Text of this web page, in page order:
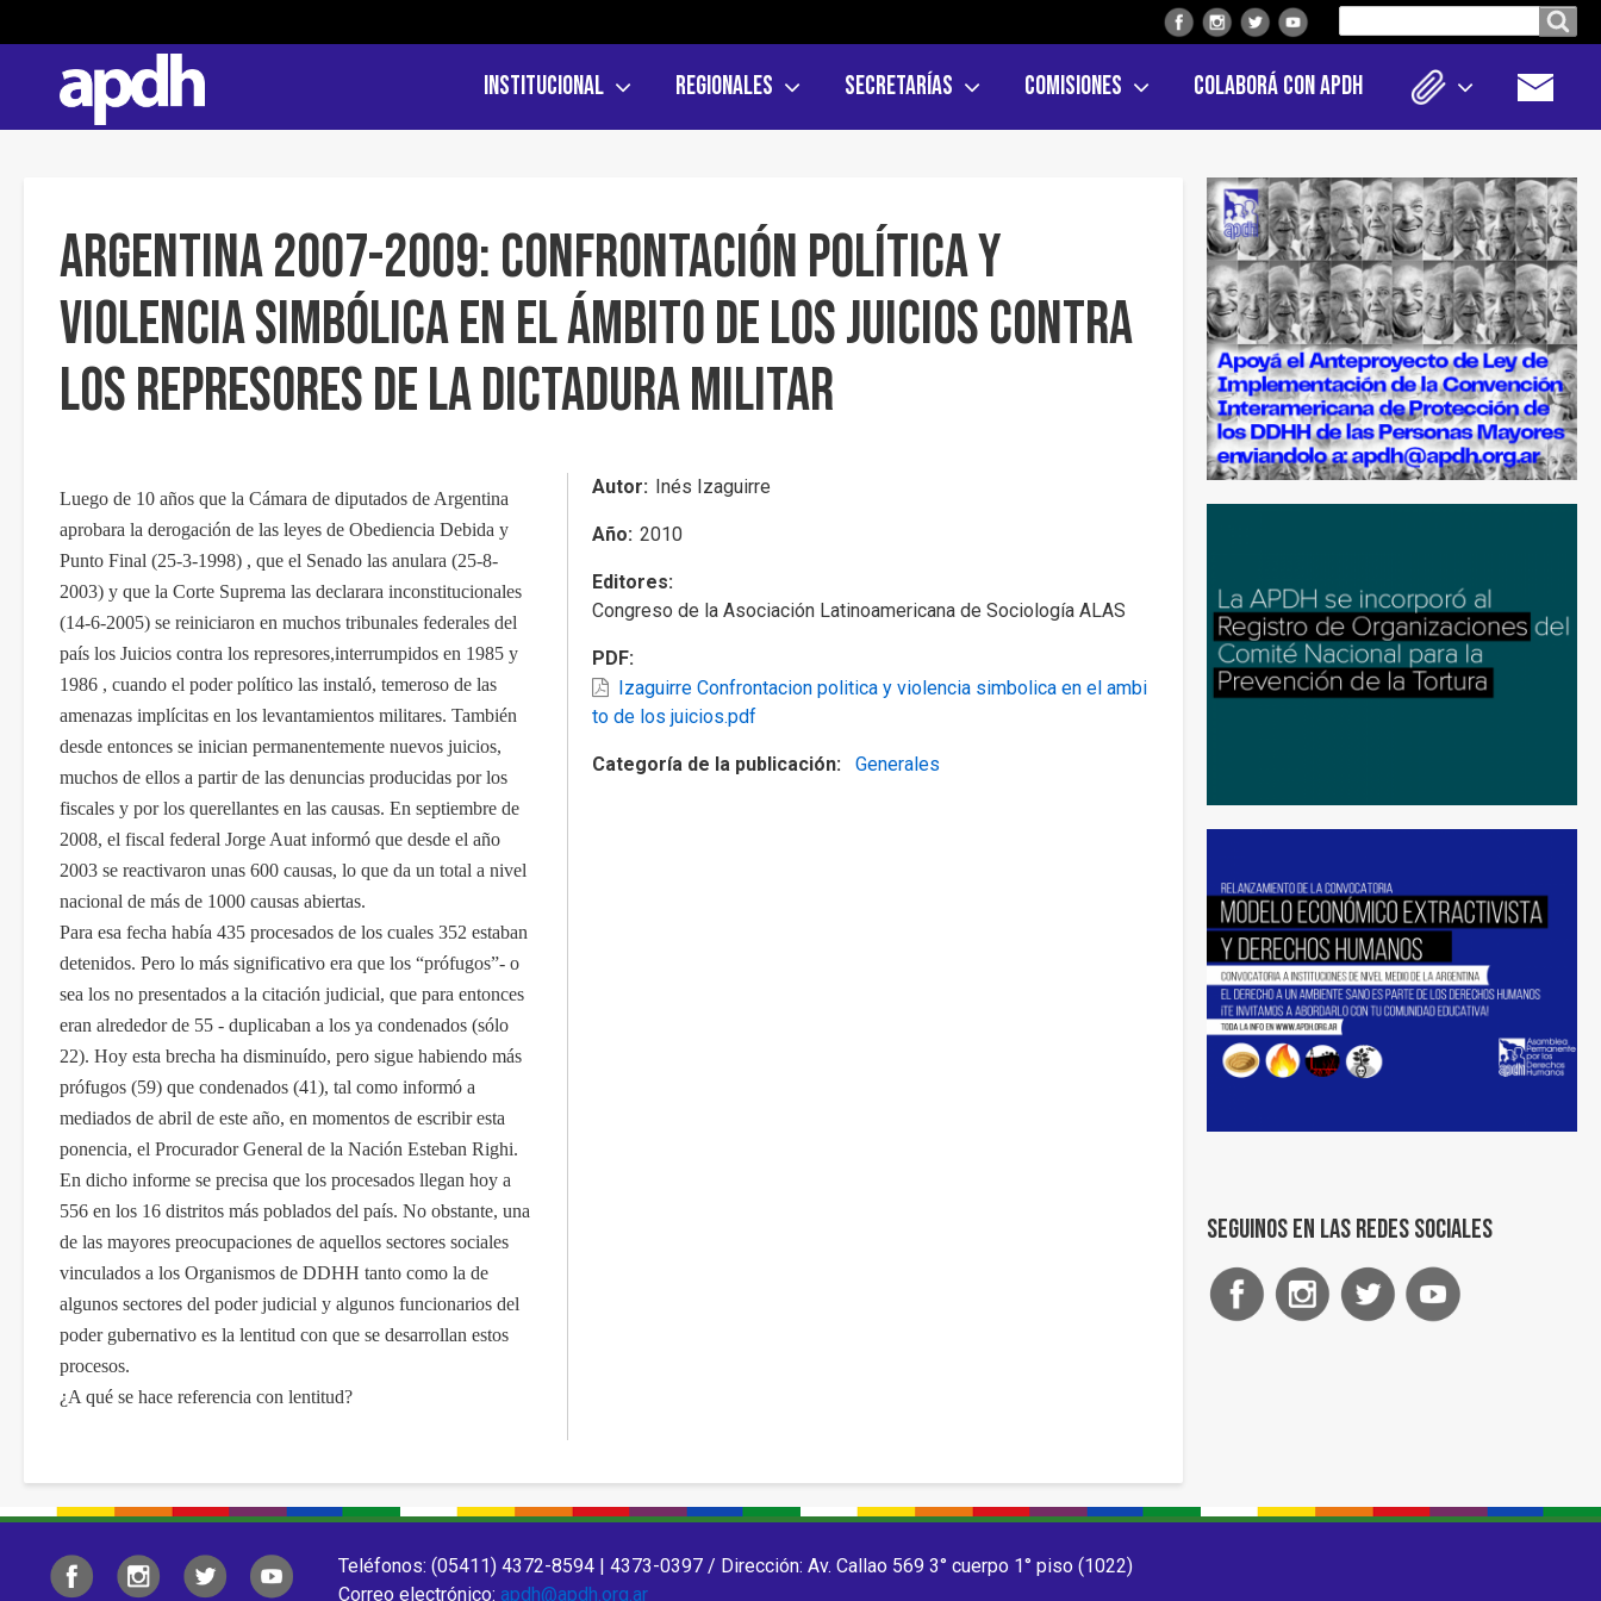
el
sitio
Institucional Regionales Secretarías Comisiones Colaborá con APDH
Argentina 2007-2009: Confrontación política y
violencia simbólica en el ámbito de los juicios contra
los represores de la dictadura militar
Luego de 10 años que la Cámara de diputados de Argentina
aprobara la derogación de las leyes de Obediencia Debida y
Punto Final (25-3-1998) , que el Senado las anulara (25-8-
2003) y que la Corte Suprema las declarara inconstitucionales
(14-6-2005) se reiniciaron en muchos tribunales federales del
país los Juicios contra los represores,interrumpidos en 1985 y
1986 , cuando el poder político las instaló, temeroso de las
amenazas implícitas en los levantamientos militares. También
desde entonces se inician permanentemente nuevos juicios,
muchos de ellos a partir de las denuncias producidas por los
fiscales y por los querellantes en las causas. En septiembre de
2008, el fiscal federal Jorge Auat informó que desde el año
2003 se reactivaron unas 600 causas, lo que da un total a nivel
nacional de más de 1000 causas abiertas.
Para esa fecha había 435 procesados de los cuales 352 estaban
detenidos. Pero lo más significativo era que los “prófugos”- o
sea los no presentados a la citación judicial, que para entonces
eran alrededor de 55 - duplicaban a los ya condenados (sólo
22). Hoy esta brecha ha disminuído, pero sigue habiendo más
prófugos (59) que condenados (41), tal como informó a
mediados de abril de este año, en momentos de escribir esta
ponencia, el Procurador General de la Nación Esteban Righi.
En dicho informe se precisa que los procesados llegan hoy a
556 en los 16 distritos más poblados del país. No obstante, una
de las mayores preocupaciones de aquellos sectores sociales
vinculados a los Organismos de DDHH tanto como la de
algunos sectores del poder judicial y algunos funcionarios del
poder gubernativo es la lentitud con que se desarrollan estos
procesos.
¿A qué se hace referencia con lentitud?
Autor Inés Izaguirre
Año 2010
Editores
Congreso de la Asociación Latinoamericana de Sociología ALAS
PDF
Izaguirre Confrontacion politica y violencia simbolica en el ambi
to de los juicios.pdf
Categoría de la publicación Generales
Seguinos en las redes sociales
Teléfonos: (05411) 4372-8594 | 4373-0397 / Dirección: Av. Callao 569 3° cuerpo 1° piso (1022)
Correo electrónico: apdh@apdh.org.ar